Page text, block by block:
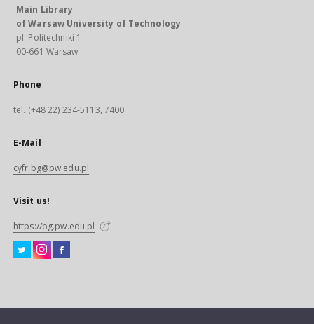
Main Library
of Warsaw University of Technology
pl. Politechniki 1
00-661 Warsaw
Phone
tel. (+48 22) 234-5113, 7400
E-Mail
cyfr.bg@pw.edu.pl
Visit us!
https://bg.pw.edu.pl